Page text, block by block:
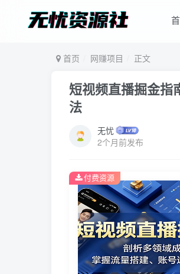
首页 网赚项目 正文
短视频直播掘金指
法
无忧
2个月前发布
付费资源